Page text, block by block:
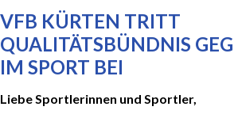
DER VEREIN
Vorstand
Stellenangebote
VFB KÜRTEN TRITT
QUALITÄTSBÜNDNIS
IM SPORT BEI
Liebe Sportlerinnen und Sportler,